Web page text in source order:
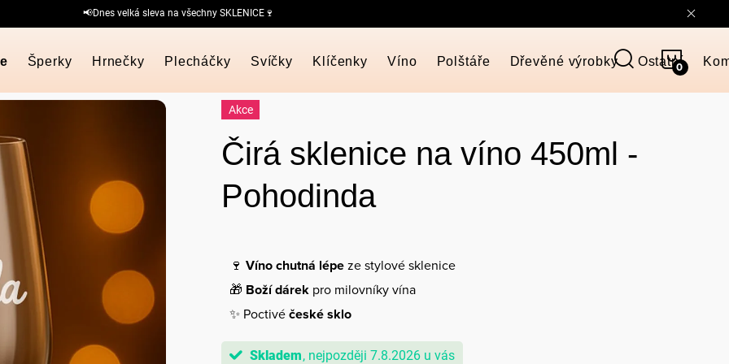
📢Dnes velká sleva na všechny SKLENICE🍷
KOŠÍK
Šperky Hrnečky Plecháčky Svíčky Klíčenky Víno Polštáře Dřevěné výrobky Ostatní
Akce
Čirá sklenice na víno 450ml -
Pohodinda
🍷 Víno chutná lépeze stylové sklenice
🎁 Boží dárek pro milovníky vína
✨ Poctivéčeské sklo
Skladem 7.8.2026